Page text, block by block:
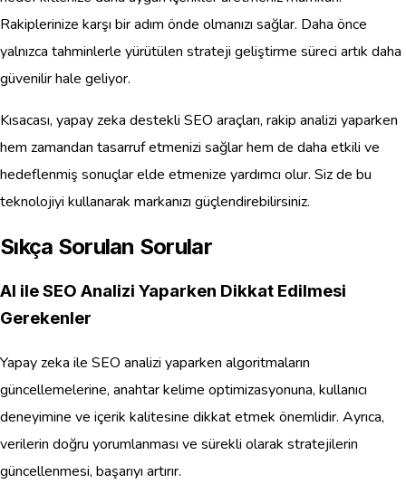
Rakiplerinize karşı bir adım önde olmanızı sağlar. Daha önce
yalnızca tahminlerle yürütülen strateji geliştirme süreci artık daha
güvenilir hale geliyor.
Kısacası, yapay zeka destekli SEO araçları, rakip analizi yaparken
hem zamandan tasarruf etmenizi sağlar hem de daha etkili ve
hedeflenmiş sonuçlar elde etmenize yardımcı olur. Siz de bu
teknolojiyi kullanarak markanızı güçlendirebilirsiniz.
Sıkça Sorulan Sorular
AI ile SEO Analizi Yaparken Dikkat Edilmesi
Gerekenler
Yapay zeka ile SEO analizi yaparken algoritmaların
güncellemelerine, anahtar kelime optimizasyonuna, kullanıcı
deneyimine ve içerik kalitesine dikkat etmek önemlidir. Ayrıca,
verilerin doğru yorumlanması ve sürekli olarak stratejilerin
güncellenmesi, başarıyı artırır.